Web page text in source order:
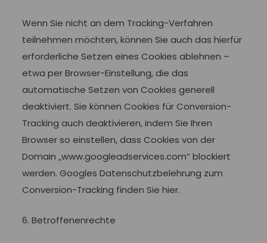
Wenn Sie nicht an dem Tracking-Verfahren
teilnehmen möchten, können Sie auch das hierfür
erforderliche Setzen eines Cookies ablehnen –
etwa per Browser-Einstellung, die das
automatische Setzen von Cookies generell
deaktiviert. Sie können Cookies für Conversion-
Tracking auch deaktivieren, indem Sie Ihren
Browser so einstellen, dass Cookies von der
Domain „www.googleadservices.com“ blockiert
werden. Googles Datenschutzbelehrung zum
Conversion-Tracking finden Sie hier.
6. Betroffenenrechte